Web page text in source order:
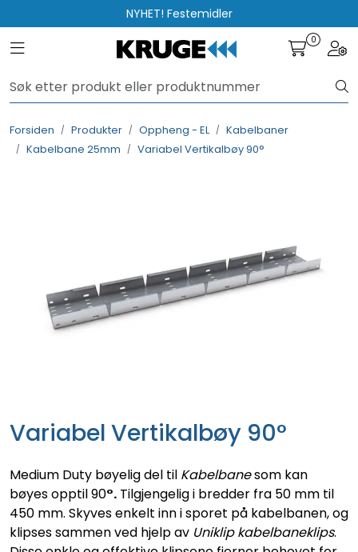
Skip to main contentNYHET! Festemidler
Toggle navigation 0
Forsiden Produkter Oppheng - EL
Kabelbaner
Kabelbane 25mm
Variabel Vertikalbøy 90°
Variabel Vertikalbøy 90°
Medium Duty bøyelig del til Kabelbanesom kan
bøyes opptil 90°. Tilgjengelig i bredder fra 50 mm til
450 mm. Skyves enkelt inn i sporet på kabelbanen, og
klipses sammen ved hjelp av Uniklip kabelbaneklips.
Rådgivning